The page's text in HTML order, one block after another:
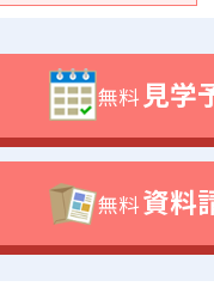
無料見学
無料資料